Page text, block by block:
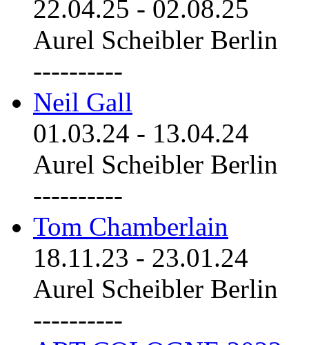
22.04.25 - 02.08.25
Aurel Scheibler Berlin
----------
Neil Gall
01.03.24 - 13.04.24
Aurel Scheibler Berlin
----------
Tom Chamberlain
18.11.23 - 23.01.24
Aurel Scheibler Berlin
----------